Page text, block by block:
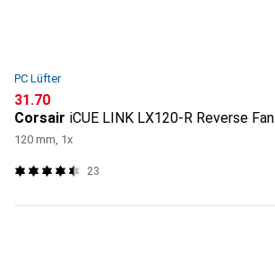
PC Lüfter
CHF
31.70
Corsair iCUE LINK LX120-R Reverse Fan
120 mm, 1x
23